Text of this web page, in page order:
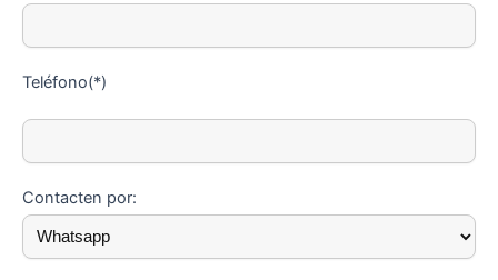
Teléfono(*)
Contacten por: